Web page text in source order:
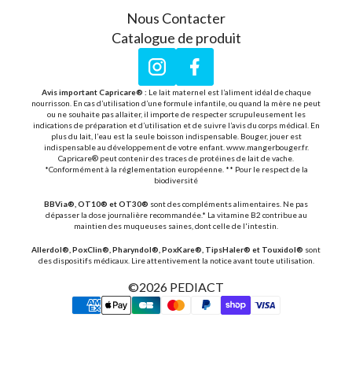
Nous Contacter
Catalogue de produit
InstagramFacebook
Avis important Capricare® : Le lait maternel est l’aliment idéal de chaque
nourrisson. En cas d’utilisation d’une formule infantile, ou quand la mère ne peut
ou ne souhaite pas allaiter, il importe de respecter scrupuleusement les
indications de préparation et d’utilisation et de suivre l’avis du corps médical. En
plus du lait, l’eau est la seule boisson indispensable. Bouger, jouer est
indispensable au développement de votre enfant. www.mangerbouger.fr.
Capricare® peut contenir des traces de protéines de lait de vache.
*Conformément à la réglementation européenne. ** Pour le respect de la
biodiversité
BBVia®, OT10® et OT30® sont des compléments alimentaires. Ne pas
dépasser la dose journalière recommandée.* La vitamine B2 contribue au
maintien des muqueuses saines, dont celle de l'intestin.
Allerdol®, PoxClin®, Pharyndol®, PoxKare®, TipsHaler® et Touxidol® sont
des dispositifs médicaux. Lire attentivement la notice avant toute utilisation.
©2026 PEDIACT